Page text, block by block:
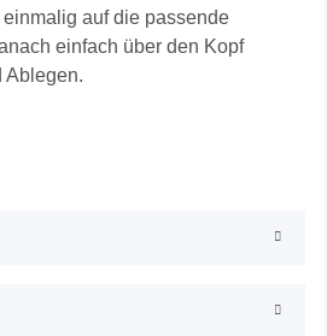
auf die passende
einfach über den Kopf
Ablegen.